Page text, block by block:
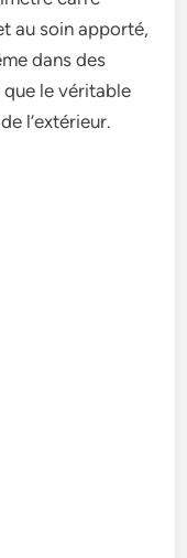
au soin apporté,
dans des
le véritable
l’e­xtérieur.